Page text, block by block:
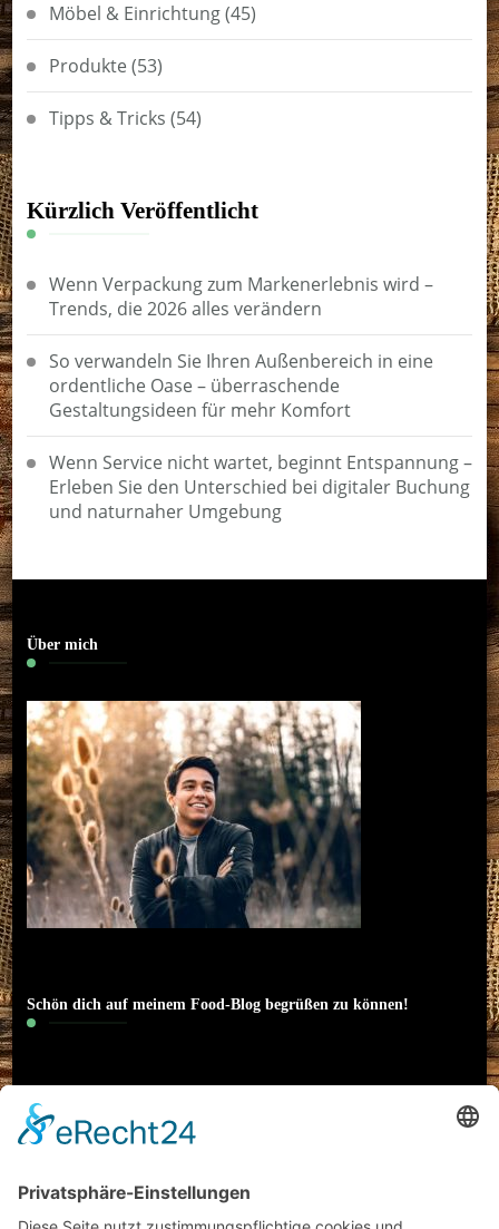
Möbel & Einrichtung(45)
Produkte (53)
Tipps & Tricks (54)
Kürzlich Veröffentlicht
Wenn Verpackung zum Markenerlebnis wird –
Trends, die 2026 alles verändern
So verwandeln Sie Ihren Außenbereich in eine
ordentliche Oase – überraschende
Gestaltungsideen für mehr Komfort
Wenn Service nicht wartet, beginnt Entspannung –
Erleben Sie den Unterschied bei digitaler Buchung
und naturnaher Umgebung
Über mich
Schön dich auf meinem Food-Blog begrüßen zu können!
Hallo! Ich heiße Nico und bin 22 Jahre alt. Ich
klassischer Musik auch besonders für das Thema
Essen. Literatur und Reisen haben meinen